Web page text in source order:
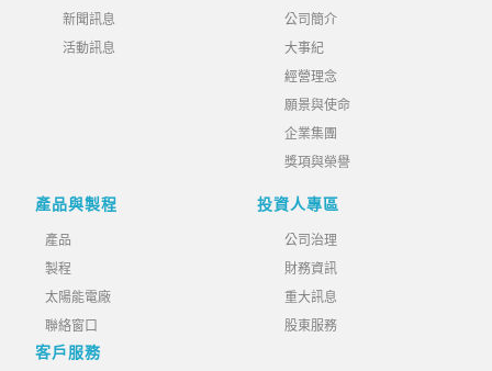
新聞訊息
活動訊息
公司簡介
大事紀
經營理念
願景與使命
企業集團
獎項與榮譽
產品與製程
產品
製程
太陽能電廠
聯絡窗口
客戶服務
投資人專區
公司治理
財務資訊
重大訊息
股東服務